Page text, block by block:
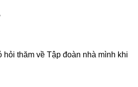
thăm về Tập đoàn nhà mình khi